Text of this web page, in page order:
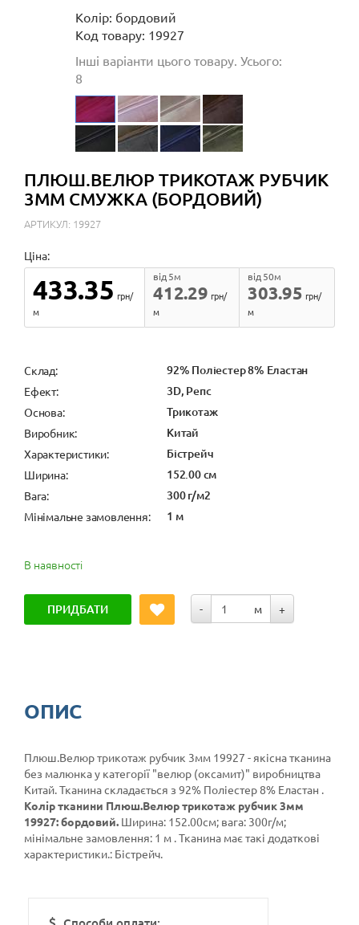
Колір: бордовий
Код товару: 19927
Інші варіанти цього товару. Усього:
8
ПЛЮШ.ВЕЛЮР ТРИКОТАЖ РУБЧИК
3ММ СМУЖКА (БОРДОВИЙ)
АРТИКУЛ: 19927
Ціна:
433.35 грн/
м
412.29
від 5м
грн/
м
303.95
від 50м
грн/
м
Cклад: 92% Поліестер 8% Еластан
Ефект: 3D, Репс
Основа: Трикотаж
Виробник: Китай
Характеристики: Бістрейч
Ширина: 152.00 см
Вага: 300 г/м2
Мінімальне замовлення: 1 м
В наявності
ПРИДБАТИ - м +
ОПИС
Плюш.Велюр трикотаж рубчик 3мм 19927 - якісна тканина
без малюнка у категорії "велюр (оксамит)" виробництва
Китай. Тканина складається з 92% Поліестер 8% Еластан .
Колір тканини Плюш.Велюр трикотаж рубчик 3мм
19927: бордовий. Ширина: 152.00см; вага: 300г/м;
мінімальне замовлення: 1 м . Тканина має такі додаткові
характеристики.: Бістрейч.